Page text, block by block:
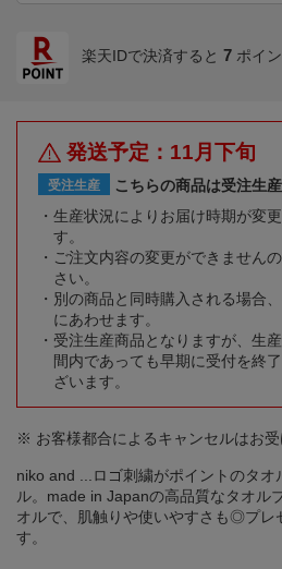
楽天IDで決済すると 7 ポイ
発送予定：11月下旬
受注生産
こちらの商品は受注生産
生産状況によりお届け時期が変
す。
ご注文内容の変更ができません
さい。
別の商品と同時購入される場合
にあわせます。
受注生産商品となりますが、生
間内であっても早期に受付を終
ざいます。
※ お客様都合によるキャンセルはお受
niko and ...ロゴ刺繍がポイントのタ
ル。made in Japanの高品質なタオル
オルで、肌触りや使いやすさも◎プレ
す。